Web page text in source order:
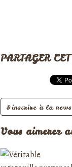
PARTAGER
S'inscrire à la
Vous aimerez